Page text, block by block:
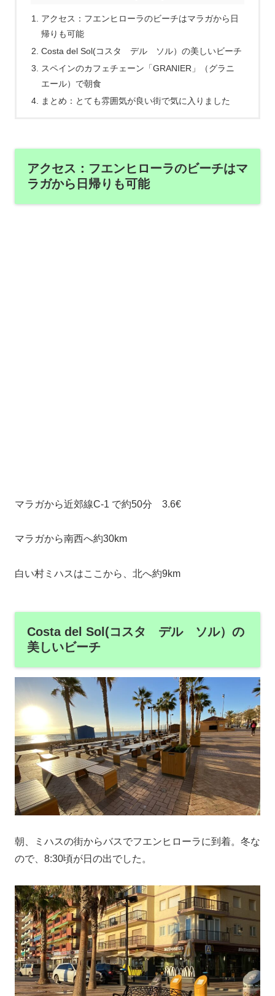
アクセス：フエンヒローラのビーチはマラガから日
帰りも可能
Costa del Sol(コスタ デル ソル）の美しいビーチ
スペインのカフェチェーン「GRANIER」（グラニ
エール）で朝食
まとめ：とても雰囲気が良い街で気に入りました
アクセス：フエンヒローラのビーチはマ
ラガから日帰りも可能
マラガから近郊線C-1 で約50分 3.6€
マラガから南西へ約30km
白い村ミハスはここから、北へ約9km
Costa del Sol(コスタ デル ソル）の
美しいビーチ
朝、ミハスの街からバスでフエンヒローラに到着。冬な
ので、8:30頃が日の出でした。